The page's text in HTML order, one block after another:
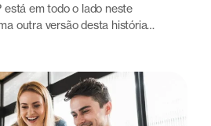
está em todo o lado neste
outra versão desta história…